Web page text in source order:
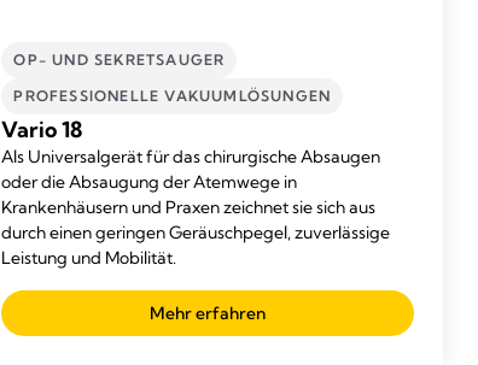
OP- UND SEKRETSAUGER
PROFESSIONELLE VAKUUMLÖSUNGEN
Vario 18
Als Universalgerät für das chirurgische Absaugen
oder die Absaugung der Atemwege in
Krankenhäusern und Praxen zeichnet sie sich aus
durch einen geringen Geräuschpegel, zuverlässige
Leistung und Mobilität.
Mehr erfahren